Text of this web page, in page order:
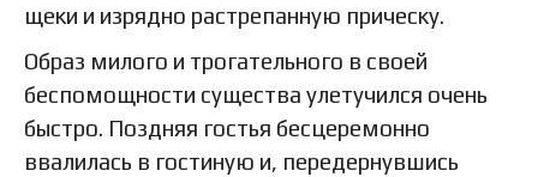
щеки и изрядно растрепанную прическу.
Образ милого и трогательного в своей
беспомощности существа улетучился очень
быстро. Поздняя гостья бесцеремонно
ввалилась в гостиную и, передернувшись